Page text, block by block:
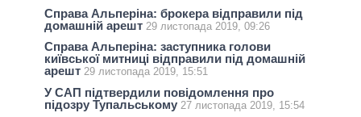
Справа Альперіна: брокера відправили під
домашній арешт 29 листопада 2019, 09:26
Справа Альперіна: заступника голови
київської митниці відправили під домашній
арешт 29 листопада 2019, 15:51
У САП підтвердили повідомлення про
підозру Тупальському 27 листопада 2019, 15:54